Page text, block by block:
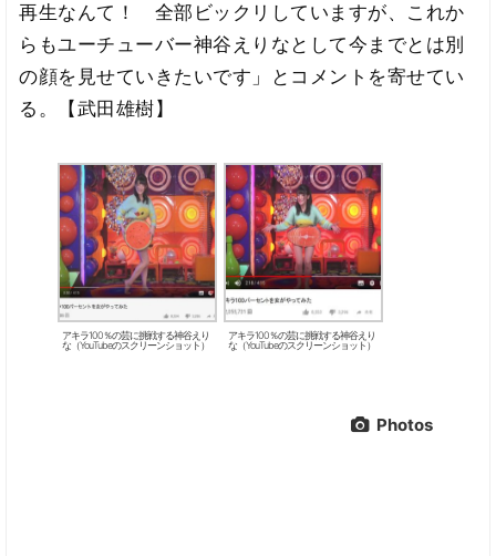
再生なんて！ 全部ビックリしていますが、これか
らもユーチューバー神谷えりなとして今までとは別
の顔を見せていきたいです」とコメントを寄せてい
る。【武田雄樹】
アキラ100％の芸に挑戦する神谷えり
な（YouTubeのスクリーンショット）
アキラ100％の芸に挑戦する神谷えり
な（YouTubeのスクリーンショット）
Photos